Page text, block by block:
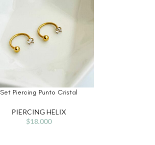
Set Piercing Punto Cristal
PIERCING HELIX
$18.000